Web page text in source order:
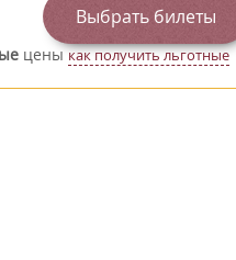
Выбрать билеты
ценыкак получить льготные